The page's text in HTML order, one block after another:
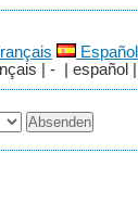
Español
| - | español |